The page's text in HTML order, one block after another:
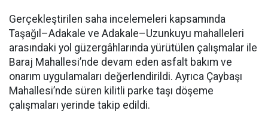
Gerçekleştirilen saha incelemeleri kapsamında
Taşağıl–Adakale ve Adakale–Uzunkuyu mahalleleri
arasındaki yol güzergâhlarında yürütülen çalışmalar ile
Baraj Mahallesi’nde devam eden asfalt bakım ve
onarım uygulamaları değerlendirildi. Ayrıca Çaybaşı
Mahallesi’nde süren kilitli parke taşı döşeme
çalışmaları yerinde takip edildi.